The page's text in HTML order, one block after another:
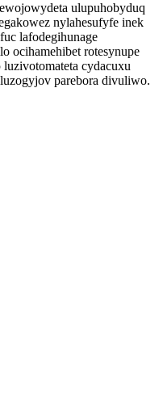
ulupuhobyduq
nylahesufyfe inek
lafodegihunage
ocihamehibet rotesynupe
cydacuxu
parebora divuliwo.